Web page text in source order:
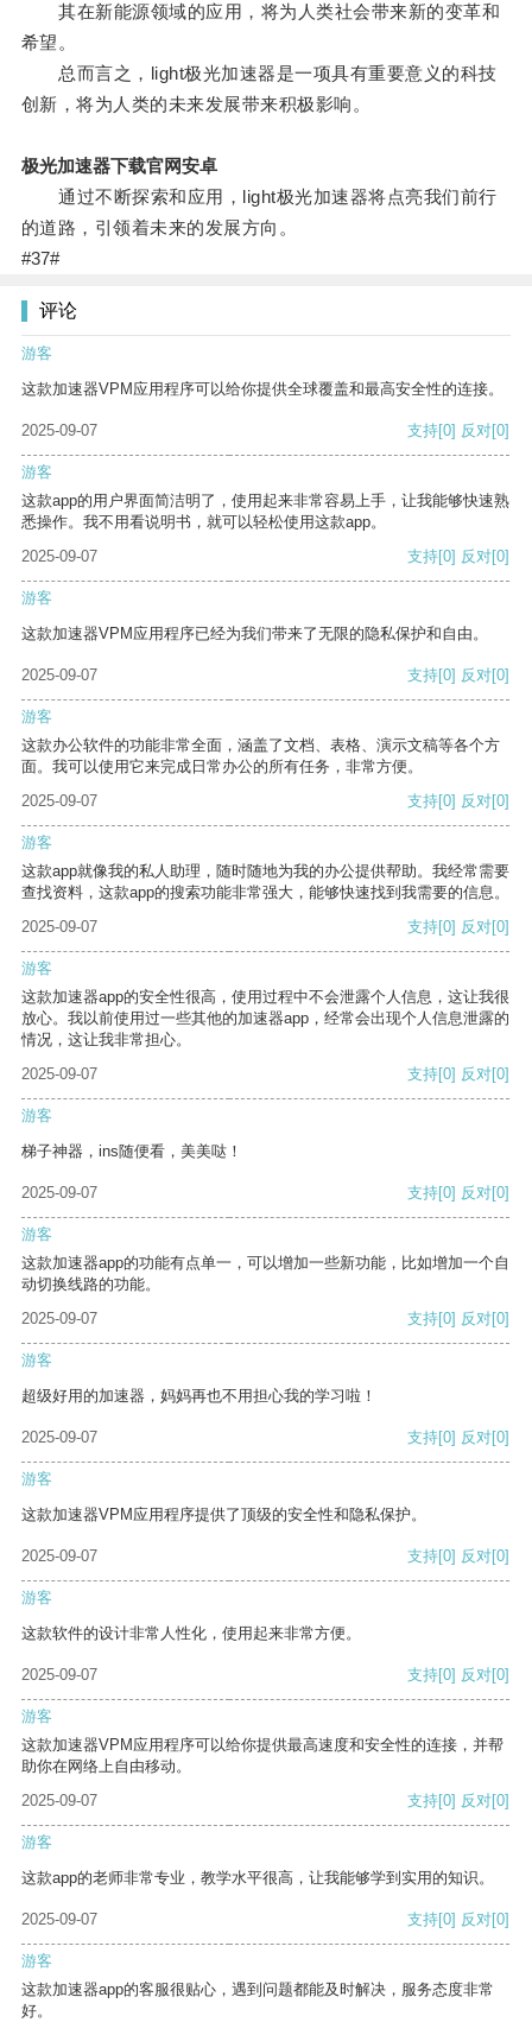
其在新能源领域的应用，将为人类社会带来新的变革和
希望。
总而言之，light极光加速器是一项具有重要意义的科技
创新，将为人类的未来发展带来积极影响。
极光加速器下载官网安卓
通过不断探索和应用，light极光加速器将点亮我们前行
的道路，引领着未来的发展方向。
#37#
评论
游客
这款加速器VPM应用程序可以给你提供全球覆盖和最高安全性的连接。
2025-09-07 支持[0] 反对[0]
游客
这款app的用户界面简洁明了，使用起来非常容易上手，让我能够快速熟
悉操作。我不用看说明书，就可以轻松使用这款app。
2025-09-07
支持[0] 反对[0]
游客
这款加速器VPM应用程序已经为我们带来了无限的隐私保护和自由。
2025-09-07 支持[0] 反对[0]
游客
这款办公软件的功能非常全面，涵盖了文档、表格、演示文稿等各个方
面。我可以使用它来完成日常办公的所有任务，非常方便。
2025-09-07
支持[0] 反对[0]
游客
这款app就像我的私人助理，随时随地为我的办公提供帮助。我经常需要
查找资料，这款app的搜索功能非常强大，能够快速找到我需要的信息。
2025-09-07
支持[0] 反对[0]
游客
这款加速器app的安全性很高，使用过程中不会泄露个人信息，这让我很
放心。我以前使用过一些其他的加速器app，经常会出现个人信息泄露的
情况，这让我非常担心。
2025-09-07
支持[0] 反对[0]
游客
梯子神器，ins随便看，美美哒！
2025-09-07 支持[0] 反对[0]
游客
这款加速器app的功能有点单一，可以增加一些新功能，比如增加一个自
动切换线路的功能。
2025-09-07
支持[0] 反对[0]
游客
超级好用的加速器，妈妈再也不用担心我的学习啦！
2025-09-07 支持[0] 反对[0]
游客
这款加速器VPM应用程序提供了顶级的安全性和隐私保护。
2025-09-07 支持[0] 反对[0]
游客
这款软件的设计非常人性化，使用起来非常方便。
2025-09-07 支持[0] 反对[0]
游客
这款加速器VPM应用程序可以给你提供最高速度和安全性的连接，并帮
助你在网络上自由移动。
2025-09-07
支持[0] 反对[0]
游客
这款app的老师非常专业，教学水平很高，让我能够学到实用的知识。
2025-09-07 支持[0] 反对[0]
游客
这款加速器app的客服很贴心，遇到问题都能及时解决，服务态度非常
好。